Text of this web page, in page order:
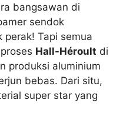
bangsawan di
sendok
perak! Tapi semua
Hall-Héroult di
produksi aluminium
bebas. Dari situ,
super star yang